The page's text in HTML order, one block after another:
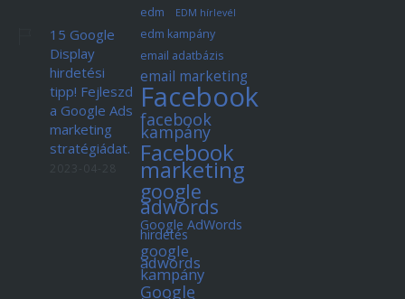
15 Google
Display
hirdetési
tipp! Fejleszd
a Google Ads
marketing
stratégiádat.
edm
EDM hírlevél
edm kampány
email adatbázis
email marketing
Facebook
facebook
kampány
Facebook
marketing
google
adwords
Google AdWords
hirdetés
google
adwords
kampány
Google